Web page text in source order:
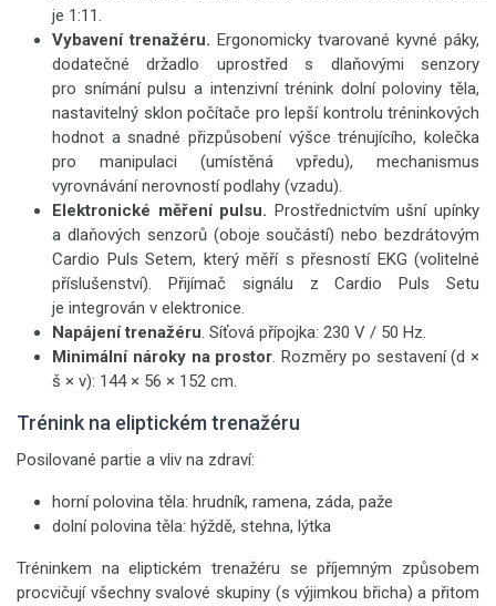
je 1:11.
Vybavení trenažéru. Ergonomicky tvarované kyvné páky,
dodatečné držadlo uprostřed s dlaňovými senzory
pro snímání pulsu a intenzivní trénink dolní poloviny těla,
nastavitelný sklon počítače pro lepší kontrolu tréninkových
hodnot a snadné přizpůsobení výšce trénujícího, kolečka
pro manipulaci (umístěná vpředu), mechanismus
vyrovnávání nerovností podlahy (vzadu).
Elektronické měření pulsu. Prostřednictvím ušní upínky
a dlaňových senzorů (oboje součástí) nebo bezdrátovým
Cardio Puls Setem, který měří s přesností EKG (volitelné
příslušenství). Přijímač signálu z Cardio Puls Setu
je integrován v elektronice.
Napájení trenažéru. Síťová přípojka: 230 V / 50 Hz.
Minimální nároky na prostor. Rozměry po sestavení (d ×
š × v): 144 × 56 × 152 cm.
Trénink na eliptickém trenažéru
Posilované partie a vliv na zdraví:
horní polovina těla: hrudník, ramena, záda, paže
dolní polovina těla: hýždě, stehna, lýtka
Tréninkem na eliptickém trenažéru se příjemným způsobem
procvičují všechny svalové skupiny (s výjimkou břicha) a přitom